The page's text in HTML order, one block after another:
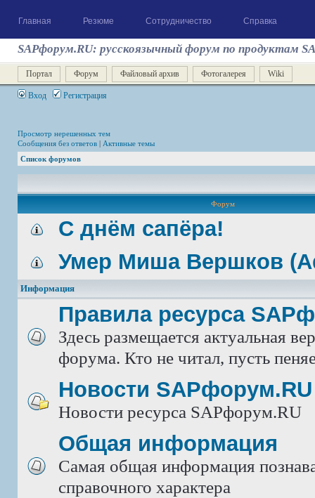
Главная Резюме Сотрудничество Справка
SAPфорум.RU: русскоязычный форум по продуктам
Портал Форум Файловый архив Фотогалерея Wiki
Вход Регистрация
Просмотр нерешенных тем
Сообщения без ответов | Активные темы
Список форумов
Форум
С днём сапёра!
Умер Миша Вершков
Информация
Правила ресурса
Здесь размещается актуальная
форума. Кто не читал, пусть
Новости SAPфорум.RU
Новости ресурса SAPфорум.RU
Общая информация
Самая общая информация
справочного характера